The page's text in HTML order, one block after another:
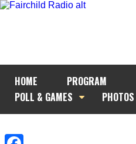
HOME PROGRAM
POLL & GAMES
PHOTOS